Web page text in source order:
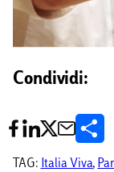
Condividi:
TAG: Italia Viva,